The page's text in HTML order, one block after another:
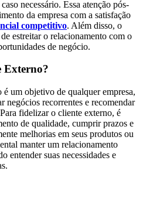
necessário. Essa atenção pós-
da empresa com a satisfação
competitivo. Além disso, o
estreitar o relacionamento com o
de negócio.
Externo?
um objetivo de qualquer empresa,
negócios recorrentes e recomendar
fidelizar o cliente externo, é
de qualidade, cumprir prazos e
melhorias em seus produtos ou
manter um relacionamento
entender suas necessidades e